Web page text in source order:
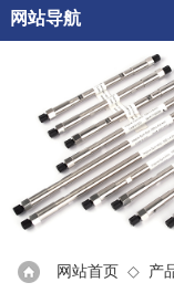
网站导航
网站首页 ◇ 产